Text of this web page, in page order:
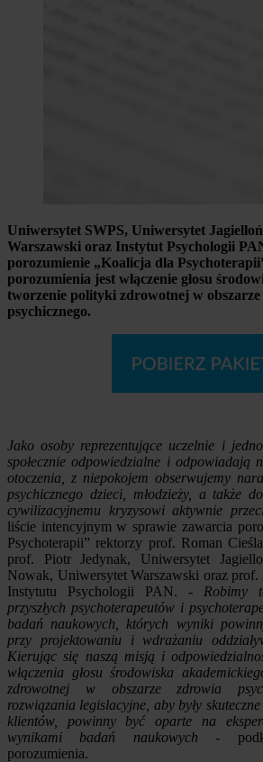
Uniwersytet SWPS, Uniwersytet
Warszawski oraz Instytut Psychologii
porozumienie „Koalicja dla
porozumienia jest włączenie głosu
tworzenie polityki zdrowotnej w
psychicznego.
Jako osoby reprezentujące uczelnie i
społecznie odpowiedzialne i odpowiadają
otoczenia, z niepokojem obserwujemy
psychicznego dzieci, młodzieży, a także
cywilizacyjnemu kryzysowi aktywnie
liście intencyjnym w sprawie zawarcia
Psychoterapii” rektorzy prof. Roman
prof. Piotr Jedynak, Uniwersytet
Nowak, Uniwersytet Warszawski oraz
Instytutu Psychologii PAN. - Robimy
przyszłych psychoterapeutów i
badań naukowych, których wyniki
przy projektowaniu i wdrażaniu
Kierując się naszą misją i
włączenia głosu środowiska
zdrowotnej w obszarze zdrowia
rozwiązania legislacyjne, aby były
klientów, powinny być oparte na
wynikami badań naukowych -
porozumienia.